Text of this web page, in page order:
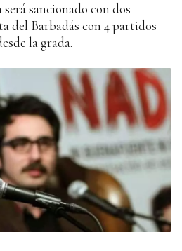
sancionado con dos
del Barbadás con 4 partidos
la grada.